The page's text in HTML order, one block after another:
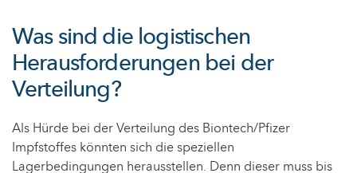
Was sind die logistischen
Herausforderungen bei der
Verteilung?
Als Hürde bei der Verteilung des Biontech/Pfizer
Impfstoffes könnten sich die speziellen
Lagerbedingungen herausstellen. Denn dieser muss bis